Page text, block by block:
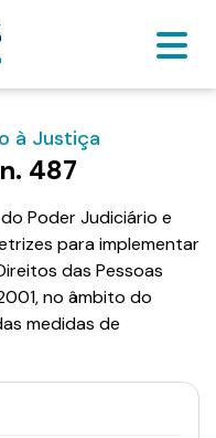
à Justiça
487
Poder Judiciário e
para implementar
das Pessoas
no âmbito do
medidas de